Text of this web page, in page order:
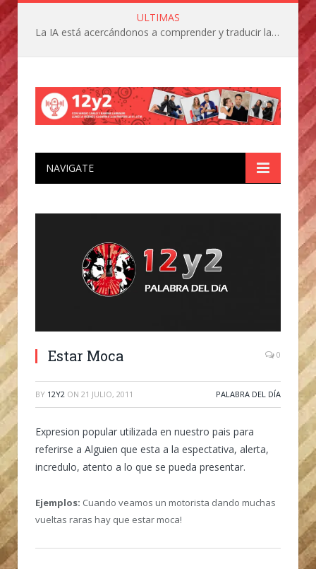
ULTIMAS
La IA está acercándonos a comprender y traducir las vocalizaciones y comportamientos de nuestras mascotas
NAVIGATE
Estar Moca 0
BY 12Y2 ON 21 JULIO, 2011 PALABRA DEL DÍA
Expresion popular utilizada en nuestro pais para
referirse a Alguien que esta a la espectativa, alerta,
incredulo, atento a lo que se pueda presentar.
Ejemplos: Cuando veamos un motorista dando muchas
vueltas raras hay que estar moca!